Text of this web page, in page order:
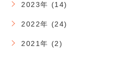
2023年 (14)
2022年 (24)
2021年 (2)